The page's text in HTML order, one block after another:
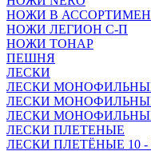
НОЖИ В
НОЖИ ЛЕГИОН С-П
НОЖИ ТОНАР
ПЕШНЯ
ЛЕСКИ
ЛЕСКИ
ЛЕСКИ МОНОФИЛЬНЫЕ
ЛЕСКИ МОНОФИЛЬНЫЕ
ЛЕСКИ ПЛЕТЕНЫЕ
ЛЕСКИ ПЛЕТЁНЫЕ 10 -